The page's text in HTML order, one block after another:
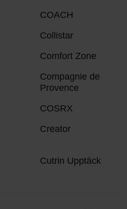
COACH
Collistar
Comfort Zone
Compagnie de
Provence
COSRX
Creator
Cutrin Upptäck